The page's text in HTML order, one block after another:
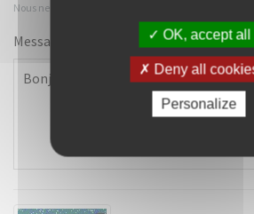
Nous ne communiquons pas votre numéro
Message* OK, accept all
Deny all
Personalize